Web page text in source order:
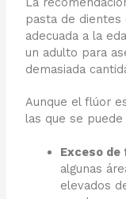
pasta de
adecuada a la
un adulto para
demasiada
Aunque el flúor
las que se
Exceso de
algunas
elevados